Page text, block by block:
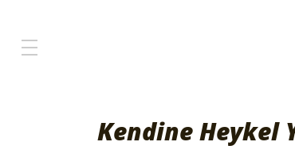
Kendine Heykel